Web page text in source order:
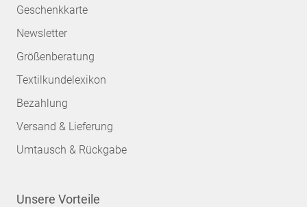
Geschenkkarte
Newsletter
Größenberatung
Textilkundelexikon
Bezahlung
Versand & Lieferung
Umtausch & Rückgabe
Unsere Vorteile